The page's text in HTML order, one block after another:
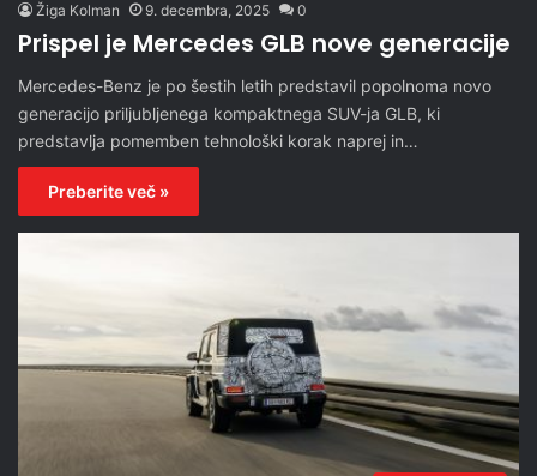
Žiga Kolman 9. decembra, 2025 0
Prispel je Mercedes GLB nove generacije
Mercedes-Benz je po šestih letih predstavil popolnoma novo
generacijo priljubljenega kompaktnega SUV-ja GLB, ki
predstavlja pomemben tehnološki korak naprej in…
Preberite več »